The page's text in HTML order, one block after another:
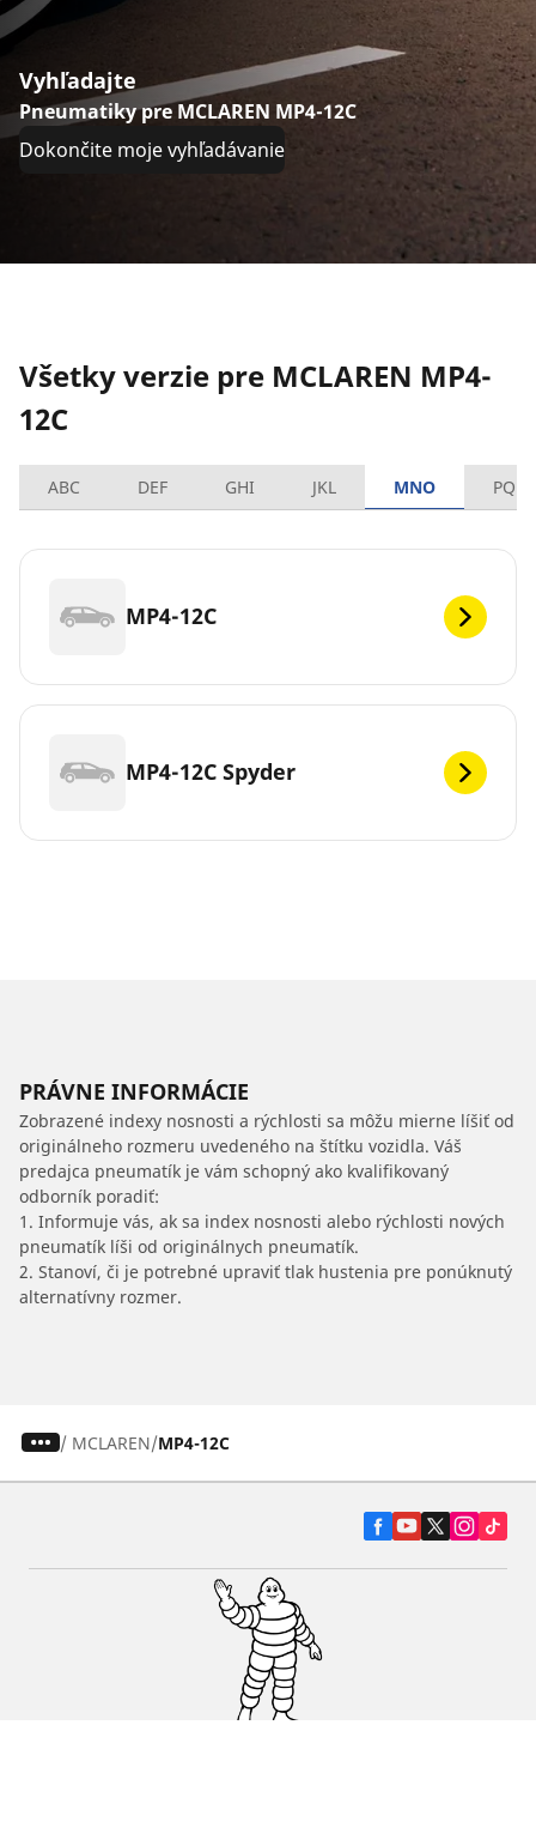
Vyhľadajte
Pneumatiky pre MCLAREN MP4-12C
Dokončite moje vyhľadávanie
Všetky verzie pre MCLAREN MP4-
12C
ABC DEF GHI JKL MNO PQRS
MP4-12C
MP4-12C Spyder
PRÁVNE INFORMÁCIE
Zobrazené indexy nosnosti a rýchlosti sa môžu mierne líšiť od
originálneho rozmeru uvedeného na štítku vozidla. Váš
predajca pneumatík je vám schopný ako kvalifikovaný
odborník poradiť:
1. Informuje vás, ak sa index nosnosti alebo rýchlosti nových
pneumatík líši od originálnych pneumatík.
2. Stanoví, či je potrebné upraviť tlak hustenia pre ponúknutý
alternatívny rozmer.
/ MCLAREN MP4-12C